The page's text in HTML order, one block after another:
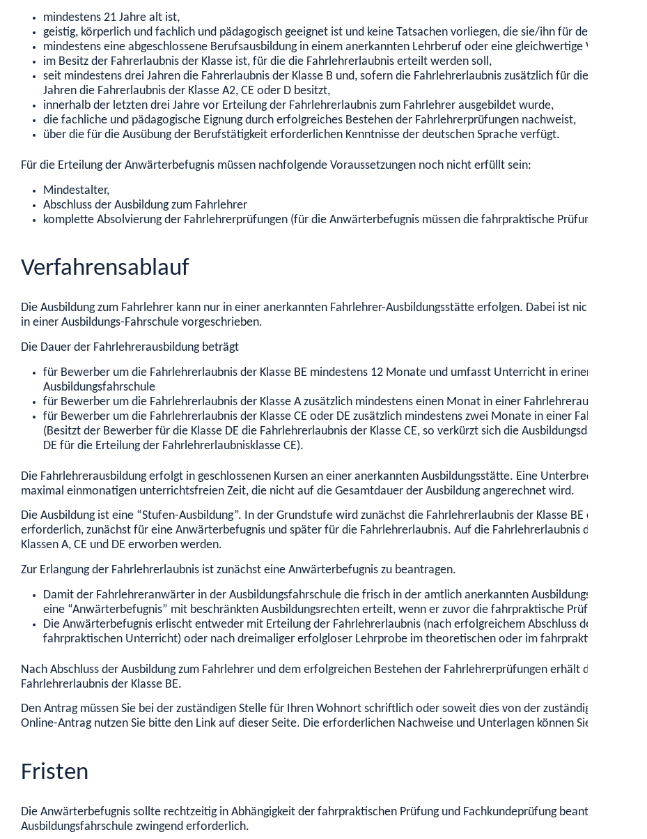
mindestens 21 Jahre alt ist,
geistig, körperlich und fachlich und pädagogisch geeignet ist und keine Tatsachen vorliegen, die sie/ihn für den
mindestens eine abgeschlossene Berufsausbildung in einem anerkannten Lehrberuf oder eine gleichwertige Vorbildung
im Besitz der Fahrerlaubnis der Klasse ist, für die die Fahrlehrerlaubnis erteilt werden soll,
seit mindestens drei Jahren die Fahrerlaubnis der Klasse B und, sofern die Fahrlehrerlaubnis zusätzlich für die Klasse A,
Jahren die Fahrerlaubnis der Klasse A2, CE oder D besitzt,
innerhalb der letzten drei Jahre vor Erteilung der Fahrlehrerlaubnis zum Fahrlehrer ausgebildet wurde,
die fachliche und pädagogische Eignung durch erfolgreiches Bestehen der Fahrlehrerprüfungen nachweist,
über die für die Ausübung der Berufstätigkeit erforderlichen Kenntnisse der deutschen Sprache verfügt.
Für die Erteilung der Anwärterbefugnis müssen nachfolgende Voraussetzungen noch nicht erfüllt sein:
Mindestalter,
Abschluss der Ausbildung zum Fahrlehrer
komplette Absolvierung der Fahrlehrerprüfungen (für die Anwärterbefugnis müssen die fahrpraktische Prüfung und
Verfahrensablauf
Die Ausbildung zum Fahrlehrer kann nur in einer anerkannten Fahrlehrer-Ausbildungsstätte erfolgen. Dabei ist nicht nur die
in einer Ausbildungs-Fahrschule vorgeschrieben.
Die Dauer der Fahrlehrerausbildung beträgt
für Bewerber um die Fahrlehrerlaubnis der Klasse BE mindestens 12 Monate und umfasst Unterricht in eriner
Ausbildungsfahrschule
für Bewerber um die Fahrlehrerlaubnis der Klasse A zusätzlich mindestens einen Monat in einer
für Bewerber um die Fahrlehrerlaubnis der Klasse CE oder DE zusätzlich mindestens zwei Monate in einer
(Besitzt der Bewerber für die Klasse DE die Fahrlehrerlaubnis der Klasse CE, so verkürzt sich die Ausbildungsdauer um
DE für die Erteilung der Fahrlehrerlaubnisklasse CE).
Die Fahrlehrerausbildung erfolgt in geschlossenen Kursen an einer anerkannten Ausbildungsstätte. Eine Unterbrechung ist
maximal einmonatigen unterrichtsfreien Zeit, die nicht auf die Gesamtdauer der Ausbildung angerechnet wird.
Die Ausbildung ist eine “Stufen-Ausbildung”. In der Grundstufe wird zunächst die Fahrlehrerlaubnis der Klasse BE erworben.
erforderlich, zunächst für eine Anwärterbefugnis und später für die Fahrlehrerlaubnis. Auf die Fahrlehrerlaubnis der Klasse
Klassen A, CE und DE erworben werden.
Zur Erlangung der Fahrlehrerlaubnis ist zunächst eine Anwärterbefugnis zu beantragen.
Damit der Fahrlehreranwärter in der Ausbildungsfahrschule die frisch in der amtlich anerkannten Ausbildungsstätte
eine “Anwärterbefugnis” mit beschränkten Ausbildungsrechten erteilt, wenn er zuvor die fahrpraktische Prüfung und
Die Anwärterbefugnis erlischt entweder mit Erteilung der Fahrlehrerlaubnis (nach erfolgreichem Abschluss der
fahrpraktischen Unterricht) oder nach dreimaliger erfolgloser Lehrprobe im theoretischen oder im fahrpraktischen
Nach Abschluss der Ausbildung zum Fahrlehrer und dem erfolgreichen Bestehen der Fahrlehrerprüfungen erhält die
Fahrlehrerlaubnis der Klasse BE.
Den Antrag müssen Sie bei der zuständigen Stelle für Ihren Wohnort schriftlich oder soweit dies von der zuständigen
Online-Antrag nutzen Sie bitte den Link auf dieser Seite. Die erforderlichen Nachweise und Unterlagen können Sie im
Fristen
Die Anwärterbefugnis sollte rechtzeitig in Abhängigkeit der fahrpraktischen Prüfung und Fachkundeprüfung beantragt
Ausbildungsfahrschule zwingend erforderlich.